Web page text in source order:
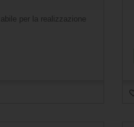
per la realizzazione